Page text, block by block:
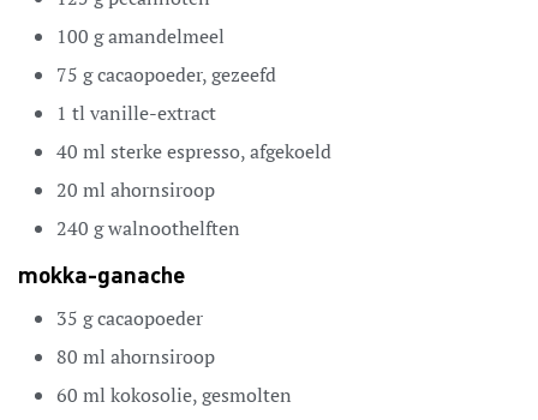
100 gamandelmeel
75 gcacaopoeder,gezeefd
1 tl vanille-extract
40 ml sterke espresso,afgekoeld
20 ml ahornsiroop
240 gwalnoothelften
mokka-ganache
35 gcacaopoeder
80 ml ahornsiroop
60 ml kokosolie,gesmolten